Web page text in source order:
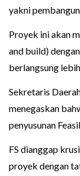
yakni
Proyek ini akan
and build)
berlangsung
Sekretaris
menegaskan
penyusunan
FS dianggap
proyek dengan